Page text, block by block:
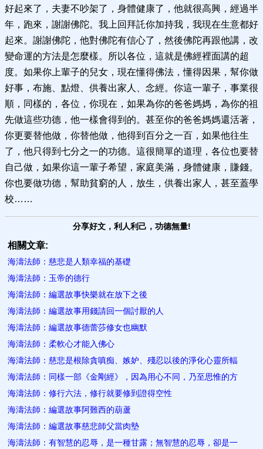
好起來了，夫妻不吵架了，身體健康了，他就很高興，經過半
年，跑來，謝謝佛陀。我上回拜託你加持我，我現在生意都好
起來。謝謝佛陀，他對佛陀有信心了，然後佛陀再跟他講，改
變命運的方法是怎麼樣。所以各位，這就是佛經裡面講的超
度。如果你上輩子的兒女，現在懂得佛法，懂得因果，幫你做
好事，布施、點燈、供養出家人、念經。你這一輩子，事業很
順，同樣的，各位，你現在，如果為你的爸爸媽媽，為你的祖
先做這些功德，他一樣會得到的。甚至你的爸爸媽媽還活著，
你更要替他做，你替他做，他得到百分之一百，如果他往生
了，他只得到七分之一的功德。這很簡單的道理，各位也要替
自己做，如果你這一輩子希望，家庭美滿，身體健康，賺錢。
你也要做功德，幫助貧窮的人，放生，供養出家人，甚至蓋學
校……
分享好文，利人利己，功德無量!
相關文章:
海濤法師：慈悲是人類幸福的基礎
海濤法師：玉帝的德行
海濤法師：編選故事快樂就在放下之後
海濤法師：編選故事用錢請回一個討厭的人
海濤法師：編選故事德蕾莎修女也幽默
海濤法師：柔軟心才能入佛心
海濤法師：慈悲是根除貪嗔痴、嫉妒、殘忍以後的淨化心靈所輻
海濤法師：同樣一部《金剛經》，因為用心不同，乃至思惟的方
海濤法師：修行六法，修行就要修到證得空性
海濤法師：編選故事阿難西的葫蘆
海濤法師：編選故事慈悲師父當肉墊
海濤法師：有智慧的忍辱，是一種甘露；無智慧的忍辱，卻是一